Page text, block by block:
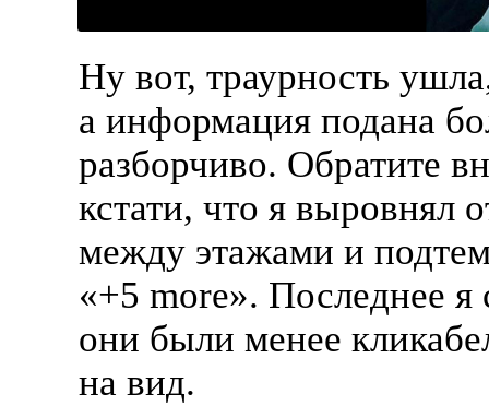
Ну вот, траурность
а информация подана
разборчиво. Обратите
кстати, что я выровнял
между этажами и
«+5 more». Последнее я
они были менее
на вид.